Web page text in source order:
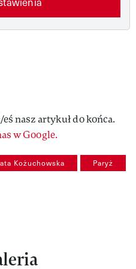
nasz artykuł do końca.
w Google.
Kożuchowska Paryż